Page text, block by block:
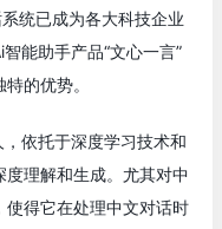
统已成为各大科技企业
能助手产品“文心一言”
的优势。
依托于深度学习技术和
理解和生成。尤其对中
得它在处理中文对话时